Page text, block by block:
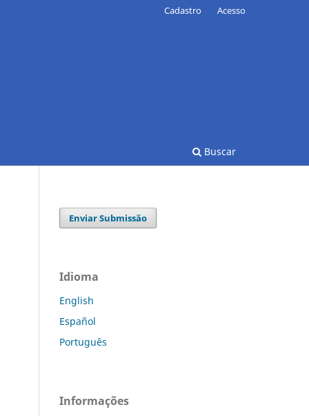
Buscar
Cadastro Acesso
Enviar Submissão
Idioma
English
Español
Português
Informações